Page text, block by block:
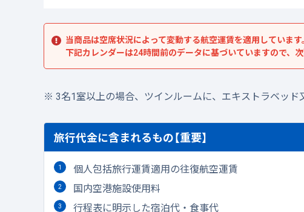
当商品は空席状況によって変動する航空運賃を適用しています。
下記カレンダーは24時間前のデータに基づいていますので、
3名1室以上の場合、ツインルームに、エキストラベッ
旅行代金に含まれるもの【重要】
個人包括旅行運賃適用の往復航空運賃
国内空港施設使用料
行程表に明示した宿泊代・食事代